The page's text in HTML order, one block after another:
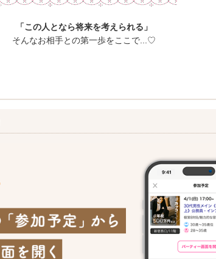
「この人となら将来を考えられる」
そんなお相手との第一歩をここで...♡